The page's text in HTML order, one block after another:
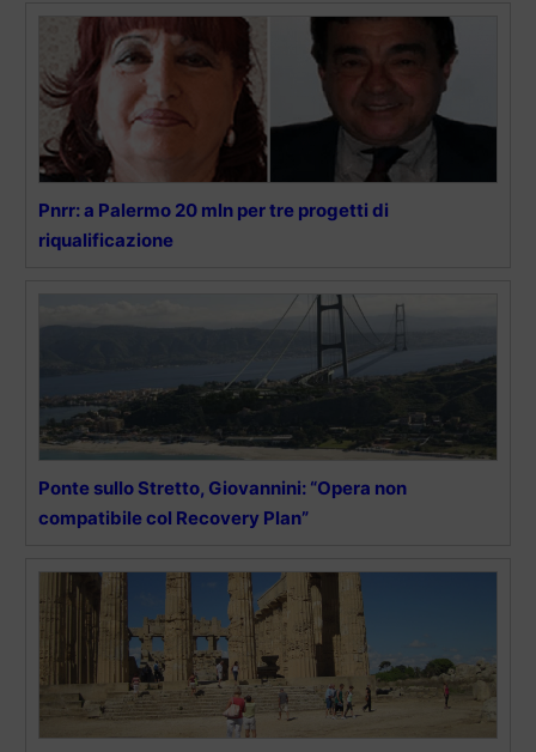
Pnrr: a Palermo 20 mln per tre progetti di
riqualificazione
Ponte sullo Stretto, Giovannini: “Opera non
compatibile col Recovery Plan”